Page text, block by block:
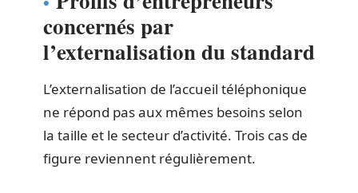
concernés par
l’externalisation du standard
L’externalisation de l’accueil téléphonique
ne répond pas aux mêmes besoins selon
la taille et le secteur d’activité. Trois cas de
figure reviennent régulièrement.